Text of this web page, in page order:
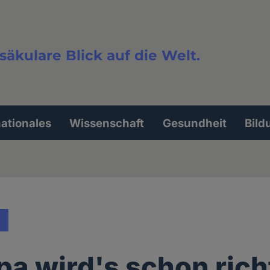
Blick auf die Welt.
Wissenschaft Gesundheit